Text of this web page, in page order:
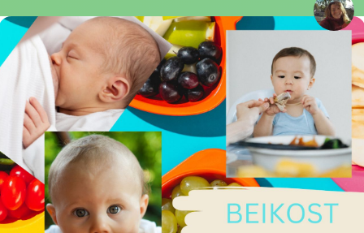
Soon you will learn more about me here...